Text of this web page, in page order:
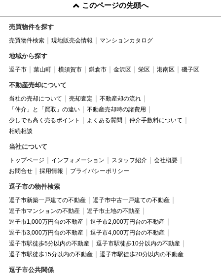
このページの先頭へ
売買物件を探す
売買物件検索 現地販売会情報 マンションカタログ
地域から探す
逗子市 葉山町 横須賀市 鎌倉市 金沢区 栄区 港南区 磯子区
不動産売却について
当社の売却について 売却査定
不動産却の流れ
「仲介」と「買取」の違い
不動産売却時の諸費用
少しでも高く売るポイント
よくある質問
仲介手数料について
相続相談
当社について
トップページ インフォメーション スタッフ紹介
会社概要
お問合せ
採用情報 プライバシーポリシー
逗子市の物件検索
逗子市新築一戸建ての不動産
逗子市中古一戸建ての不動産
逗子市マンションの不動産
逗子市土地の不動産
逗子市1,000万円台の不動産
逗子市2,000万円台の不動産
逗子市3,000万円台の不動産
逗子市4,000万円台の不動産
逗子市駅徒歩5分以内の不動産
逗子市駅徒歩10分以内の不動産
逗子市駅徒歩15分以内の不動産
逗子市駅徒歩20分以内の不動産
逗子市公共関係